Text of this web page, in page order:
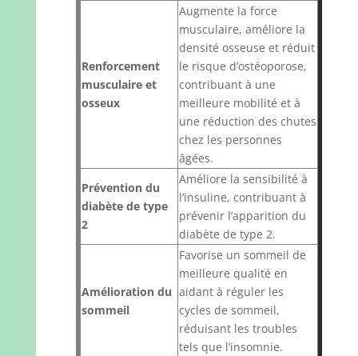
Renforcement
musculaire et
osseux
Augmente la force
musculaire, améliore la
densité osseuse et réduit
le risque d’ostéoporose,
contribuant à une
meilleure mobilité et à
une réduction des chutes
chez les personnes
âgées.
Prévention du
diabète de type
2
Améliore la sensibilité à
l’insuline, contribuant à
prévenir l’apparition du
diabète de type 2.
Amélioration du
sommeil
Favorise un sommeil de
meilleure qualité en
aidant à réguler les
cycles de sommeil,
réduisant les troubles
tels que l’insomnie.